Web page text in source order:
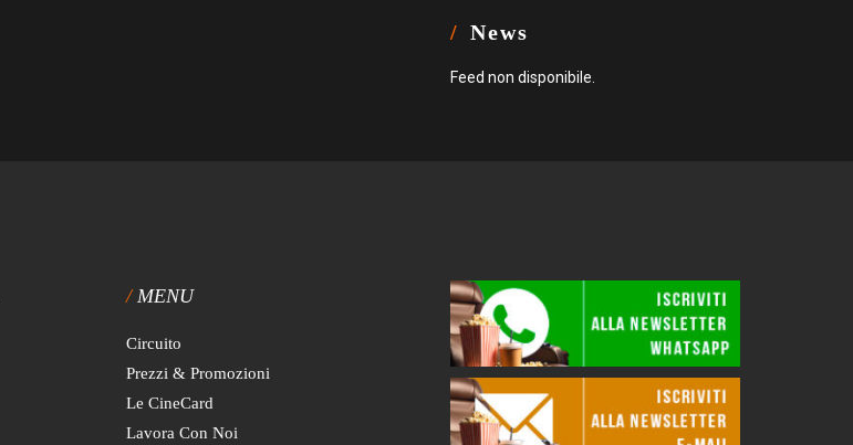
News
Feed non disponibile.
MENU
Circuito
Prezzi & Promozioni
Le CineCard
Lavora Con Noi